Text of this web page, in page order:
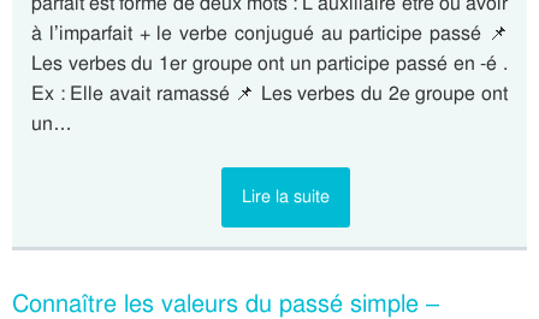
à l’imparfait + le verbe conjugué au participe passé 📌
Les verbes du 1er groupe ont un participe passé en -é .
Ex : Elle avait ramassé 📌 Les verbes du 2e groupe ont
un…
Lire la suite
Connaître les valeurs du passé simple –